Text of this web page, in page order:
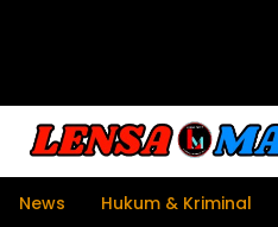
News Hukum & Kriminal